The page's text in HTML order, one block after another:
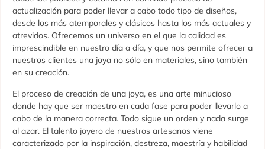
actualización para poder llevar a cabo todo tipo de diseños,
desde los más atemporales y clásicos hasta los más actuales y
atrevidos. Ofrecemos un universo en el que la calidad es
imprescindible en nuestro día a día, y que nos permite ofrecer a
nuestros clientes una joya no sólo en materiales, sino también
en su creación.
El proceso de creación de una joya, es una arte minucioso
donde hay que ser maestro en cada fase para poder llevarlo a
cabo de la manera correcta. Todo sigue un orden y nada surge
al azar. El talento joyero de nuestros artesanos viene
caracterizado por la inspiración, destreza, maestría y habilidad